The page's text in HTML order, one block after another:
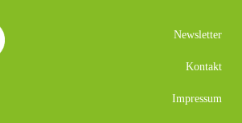
Newsletter
Kontakt
Impressum